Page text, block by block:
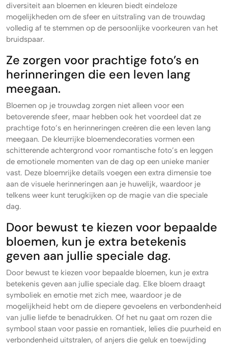
diversiteit aan bloemen en kleuren biedt eindeloze
mogelijkheden om de sfeer en uitstraling van de trouwdag
volledig af te stemmen op de persoonlijke voorkeuren van het
bruidspaar.
Ze zorgen voor prachtige foto’s en
herinneringen die een leven lang
meegaan.
Bloemen op je trouwdag zorgen niet alleen voor een
betoverende sfeer, maar hebben ook het voordeel dat ze
prachtige foto’s en herinneringen creëren die een leven lang
meegaan. De kleurrijke bloemendecoraties vormen een
schitterende achtergrond voor romantische foto’s en leggen
de emotionele momenten van de dag op een unieke manier
vast. Deze bloemrijke details voegen een extra dimensie toe
aan de visuele herinneringen aan je huwelijk, waardoor je
telkens weer kunt terugkijken op de magie van die speciale
dag.
Door bewust te kiezen voor bepaalde
bloemen, kun je extra betekenis
geven aan jullie speciale dag.
Door bewust te kiezen voor bepaalde bloemen, kun je extra
betekenis geven aan jullie speciale dag. Elke bloem draagt
symboliek en emotie met zich mee, waardoor je de
mogelijkheid hebt om de diepere gevoelens en verbondenheid
van jullie liefde te benadrukken. Of het nu gaat om rozen die
symbool staan voor passie en romantiek, lelies die puurheid en
verbondenheid uitstralen, of anjers die geluk en toewijding